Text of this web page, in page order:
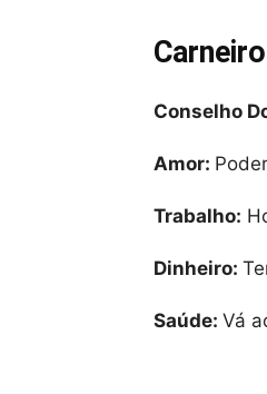
Conselho
Amor:
Trabalho:
Dinheiro:
Saúde: Vá